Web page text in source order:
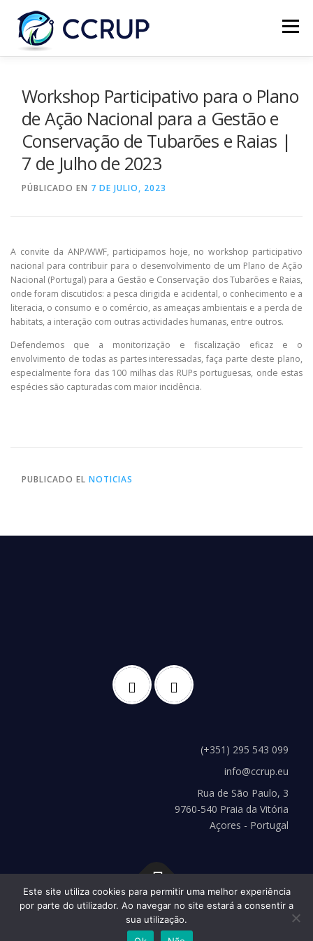
Menú
LEGISLACIÓN PUBLICACIONES CONTACTOS
Workshop Participativo para o Plano
de Ação Nacional para a Gestão e
Conservação de Tubarões e Raias |
7 de Julho de 2023
PÚBLICADO EN 7 DE JULIO, 2023
A convite da ANP/WWF, participamos hoje, no workshop participativo
nacional para contribuir para o desenvolvimento de um Plano de Ação
Nacional (Portugal) para a Gestão e Conservação dos Tubarões e Raias,
onde foram discutidos: a pesca dirigida e acidental, o conhecimento e a
literacia, o consumo e o comércio, as ameaças ambientais e a perda de
habitats, a interação com outras actividades humanas, entre outros.
Defendemos que a monitorização e fiscalização eficaz e o
envolvimento de todas as partes interessadas, faça parte deste plano,
especialmente fora das 100 milhas das RUPs portuguesas, onde estas
espécies são capturadas com maior incidência.
PUBLICADO EL NOTICIAS
(+351) 295 543 099
info@ccrup.eu
Rua de São Paulo, 3
9760-540 Praia da Vitória
Açores - Portugal
Copyright © 2026 CCRUP –Tema
FameThemes
Este site utiliza cookies para permitir uma melhor experiência
por parte do utilizador. Ao navegar no site estará a consentir a
sua utilização.